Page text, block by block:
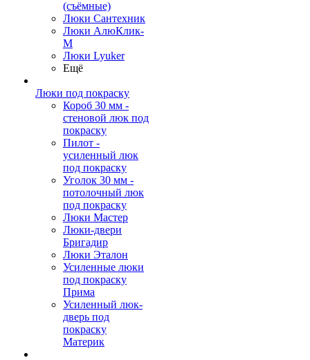
(съёмные)
Люки Сантехник
Люки АлюКлик-
М
Люки Lyuker
Ещё
Люки под покраску
Короб 30 мм -
стеновой люк под
покраску
Пилот -
усиленный люк
под покраску
Уголок 30 мм -
потолочный люк
под покраску
Люки Мастер
Люки-двери
Бригадир
Люки Эталон
Усиленные люки
под покраску
Прима
Усиленный люк-
дверь под
покраску
Материк